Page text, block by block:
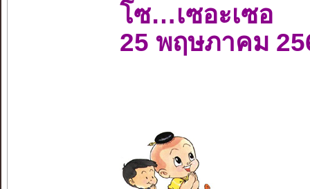
โซ…เซอะเซอ
25 พฤษภาคม